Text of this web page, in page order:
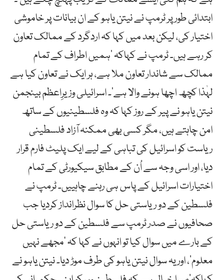
ابتدائی طور پر ٹرمپ نے نیتن یاہو کے ان بیانات پر خاموشی
اختیار کی، لیکن بعد میں کہا کہ اردگرد کے ممالک تعاون
کر رہے ہیں۔ ٹرمپ نے کہاکہ ’ہمیں اطراف کے تمام
ممالک سے شاندار تعاون ملا ہے، ہر ایک نے تعاون کیا ہے
لہٰذا کچھ اچھا ہونے والا ہے‘۔ اسرائیلی وزیرِاعظم بینجمن
نیتن یاہو نے پیر کے روز کہا کہ وہ فلسطینیوں کے ساتھ
امن چاہتے ہیں، مگر کسی بھی ممکنہ آزاد فلسطینی
ریاست کو اسرائیل کی تباہی کے لیے ایک پلیٹ فارم قرار
دیا، اور اسی وجہ سے اُن کے مطابق سیکیورٹی کے تمام
اختیارات اسرائیل کے پاس ہی رہنے چاہییں۔ ٹرمپ نے
فلسطین کے دو ریاستی حل کا سوال نظرانداز کردیا جب
صحافیوں نے صدر ٹرمپ سے فلسطین کے دو ریاستی حل
کے بارے میں سوال کیا تو انہوں نے کہا کہ ’مجھے نہیں
معلوم‘، اور یہ سوال نیتن یاہو کی طرف موڑ دیا۔ نیتن یاہو نے